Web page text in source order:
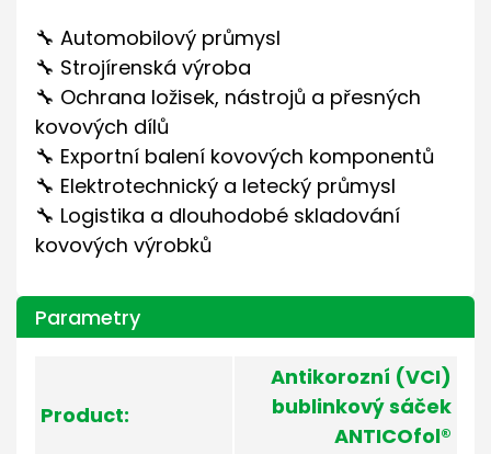
🔧 Automobilový průmysl
🔧 Strojírenská výroba
🔧 Ochrana ložisek, nástrojů a přesných
kovových dílů
🔧 Exportní balení kovových komponentů
🔧 Elektrotechnický a letecký průmysl
🔧 Logistika a dlouhodobé skladování
kovových výrobků
Parametry
Product:
Antikorozní (VCI)
bublinkový sáček
ANTICOfol®